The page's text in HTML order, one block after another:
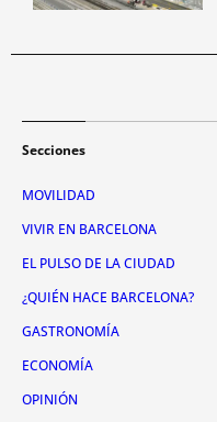
Secciones
MOVILIDAD
VIVIR EN BARCELONA
EL PULSO DE LA CIUDAD
¿QUIÉN HACE BARCELONA?
GASTRONOMÍA
ECONOMÍA
OPINIÓN